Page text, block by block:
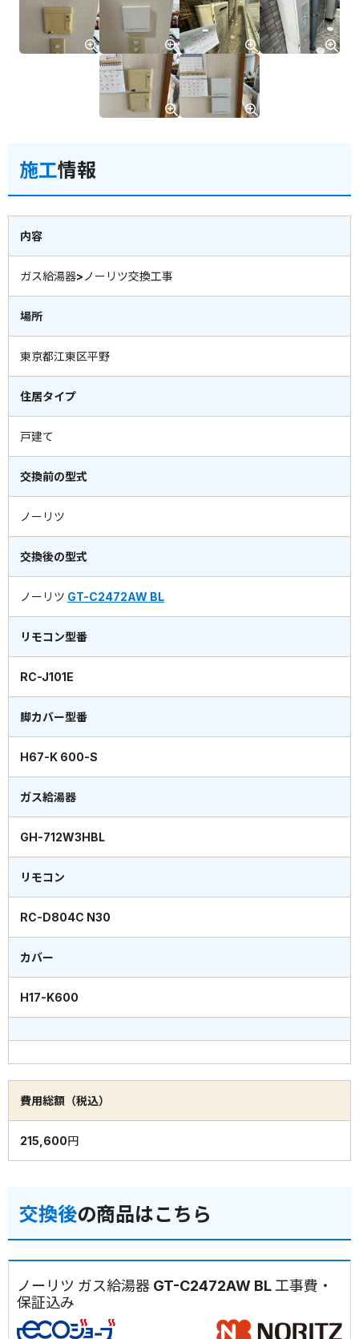
施工情報
内容
ガス給湯器>ノーリツ交換工事
場所
東京都江東区平野
住居タイプ
戸建て
交換前の型式
ノーリツ
交換後の型式
ノーリツ GT-C2472AW BL
リモコン型番
RC-J101E
脚カバー型番
H67-K 600-S
ガス給湯器
GH-712W3HBL
リモコン
RC-D804C N30
カバー
H17-K600
費用総額（税込）
215,600円
交換後の商品はこちら
ノーリツ ガス給湯器 GT-C2472AW BL 工事費・
保証込み